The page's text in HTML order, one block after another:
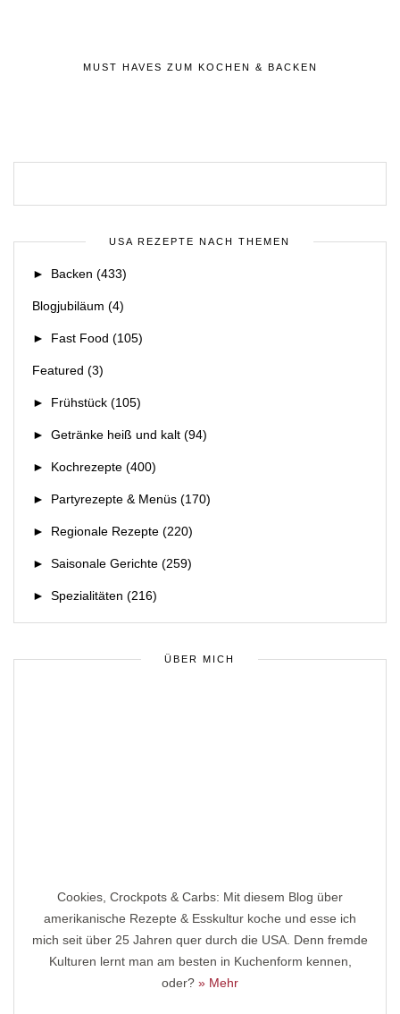
MUST HAVES ZUM KOCHEN & BACKEN
USA REZEPTE NACH THEMEN
► Backen (433)
Blogjubiläum (4)
► Fast Food (105)
Featured (3)
► Frühstück (105)
► Getränke heiß und kalt (94)
► Kochrezepte (400)
► Partyrezepte & Menüs (170)
► Regionale Rezepte (220)
► Saisonale Gerichte (259)
► Spezialitäten (216)
ÜBER MICH
Cookies, Crockpots & Carbs: Mit diesem Blog über
amerikanische Rezepte & Esskultur koche und esse ich
mich seit über 25 Jahren quer durch die USA. Denn fremde
Kulturen lernt man am besten in Kuchenform kennen,
oder? » Mehr